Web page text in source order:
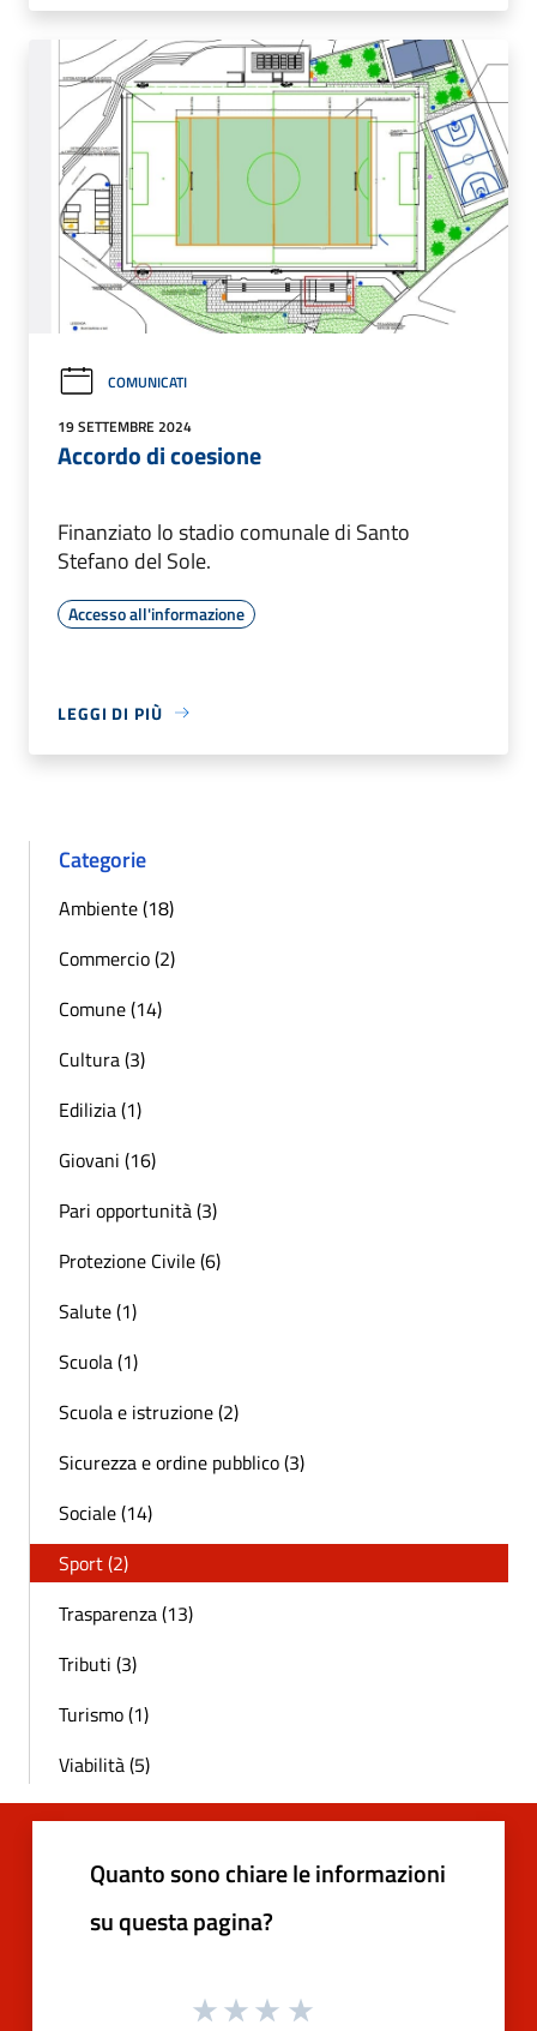
COMUNICATI
19 SETTEMBRE 2024
Accordo di coesione
Finanziato lo stadio comunale di Santo
Stefano del Sole.
Accesso all'informazione
LEGGI DI PIÙ
Categorie
Ambiente (18)
Commercio (2)
Comune (14)
Cultura (3)
Edilizia (1)
Giovani (16)
Pari opportunità (3)
Protezione Civile (6)
Salute (1)
Scuola (1)
Scuola e istruzione (2)
Sicurezza e ordine pubblico (3)
Sociale (14)
Sport (2)
Trasparenza (13)
Tributi (3)
Turismo (1)
Viabilità (5)
Quanto sono chiare le informazioni
su questa pagina?